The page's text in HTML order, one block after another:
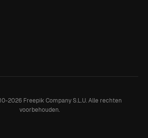
2026Freepik Company S.L.U. Alle rechten
voorbehouden.